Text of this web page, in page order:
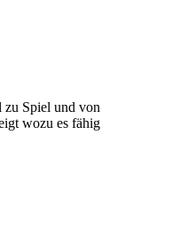
zu Spiel und von
wozu es fähig